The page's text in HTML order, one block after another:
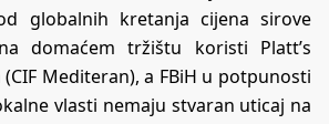
globalnih kretanja cijena sirove
domaćem tržištu koristi Platt’s
Mediteran), a FBiH u potpunosti
vlasti nemaju stvaran uticaj na